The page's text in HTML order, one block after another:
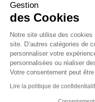
Archives produits
Contactez-nous
Gestion
des Cookies
Notre site utilise des
site. D’autres catégories de
personnaliser votre
personnalisées ou réaliser
Votre consentement peut
Lire la politique de